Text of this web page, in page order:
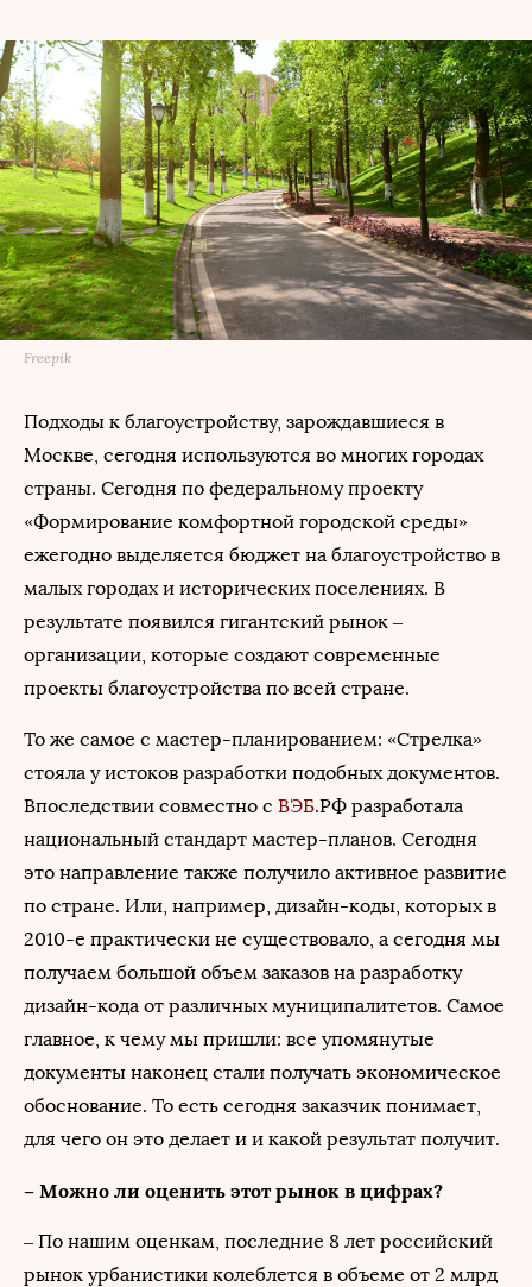
Freepik
Подходы к благоустройству, зарождавшиеся в
Москве, сегодня используются во многих городах
страны. Сегодня по федеральному проекту
«Формирование комфортной городской среды»
ежегодно выделяется бюджет на благоустройство в
малых городах и исторических поселениях. В
результате появился гигантский рынок –
организации, которые создают современные
проекты благоустройства по всей стране.
То же самое с мастер-планированием: «Стрелка»
стояла у истоков разработки подобных документов.
Впоследствии совместно с ВЭБ.РФ разработала
национальный стандарт мастер-планов. Сегодня
это направление также получило активное развитие
по стране. Или, например, дизайн-коды, которых в
2010-е практически не существовало, а сегодня мы
получаем большой объем заказов на разработку
дизайн-кода от различных муниципалитетов. Самое
главное, к чему мы пришли: все упомянутые
документы наконец стали получать экономическое
обоснование. То есть сегодня заказчик понимает,
для чего он это делает и и какой результат получит.
– Можно ли оценить этот рынок в цифрах?
– По нашим оценкам, последние 8 лет российский
рынок урбанистики колеблется в объеме от 2 млрд